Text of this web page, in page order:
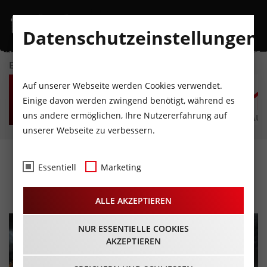
EVENTKALENDER
FR
7
AUGUST
SA
8
AUGUST
SO
9
AUGUST
MO
10
AUGUST
DI
11
AUGUST
CD-Review: Accept – The
Rise of Chaos
Datenschutzeinstellungen
Auf unserer Webseite werden Cookies verwendet.
Einige davon werden zwingend benötigt, während es
uns andere ermöglichen, Ihre Nutzererfahrung auf
unserer Webseite zu verbessern.
Essentiell Marketing
ALLE AKZEPTIEREN
NUR ESSENTIELLE COOKIES
AKZEPTIEREN